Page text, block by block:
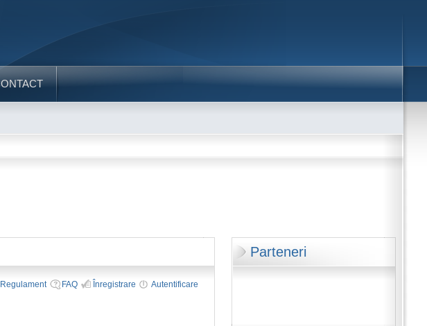
Parteneri
Regulament FAQ Înregistrare Autentificare